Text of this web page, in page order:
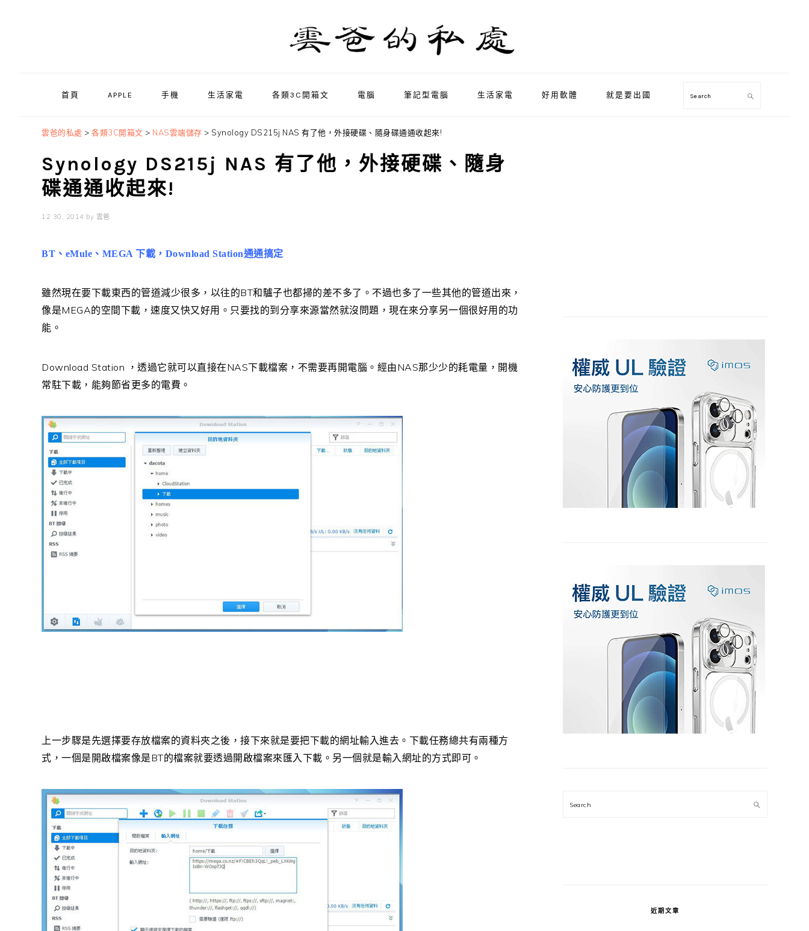
首頁 APPLE 手機 生活家電 各類3C開箱文 電腦 筆記型電腦 生活家電 好用軟體 就是要出國 Search
雲爸的私處 > 各類3C開箱文 > NAS雲端儲存 > Synology DS215j NAS 有了他，外接硬碟、隨身碟通通收起來!
Synology DS215j NAS 有了他，外接硬碟、隨身
碟通通收起來!
12 30, 2014 by 雲爸
BT 、 eMule 、MEGA 下載，Download Station通通搞定
雖然現在要下載東西的管道減少很多，以往的BT和驢子也都掃的差不多了。不過也多了一些其他的管道出來，
像是MEGA的空間下載，速度又快又好用。只要找的到分享來源當然就沒問題，現在來分享另一個很好用的功
能。
Download Station ，透過它就可以直接在NAS下載檔案，不需要再開電腦。經由NAS那少少的耗電量，開機
常駐下載，能夠節省更多的電費。
上一步驟是先選擇要存放檔案的資料夾之後，接下來就是要把下載的網址輸入進去。下載任務總共有兩種方
式，一個是開啟檔案像是BT的檔案就要透過開啟檔案來匯入下載。另一個就是輸入網址的方式即可。
Search
近期文章